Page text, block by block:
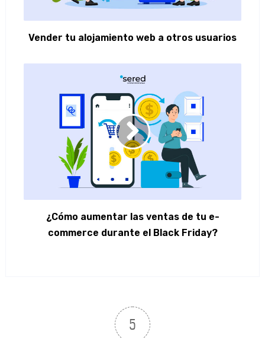
Vender tu alojamiento web a otros usuarios
¿Cómo aumentar las ventas de tu e-
commerce durante el Black Friday?
5